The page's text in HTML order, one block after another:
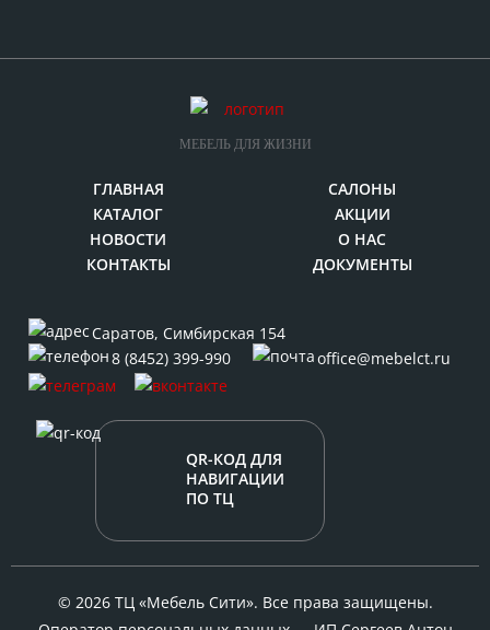
МЕБЕЛЬ ДЛЯ ЖИЗНИ
ГЛАВНАЯ
САЛОНЫ
КАТАЛОГ
АКЦИИ
НОВОСТИ
О НАС
КОНТАКТЫ
ДОКУМЕНТЫ
Саратов, Симбирская 154
8 (8452) 399-990
office@mebelct.ru
QR-КОД ДЛЯ
НАВИГАЦИИ
ПО ТЦ
© 2026 ТЦ «Мебель Сити». Все права защищены.